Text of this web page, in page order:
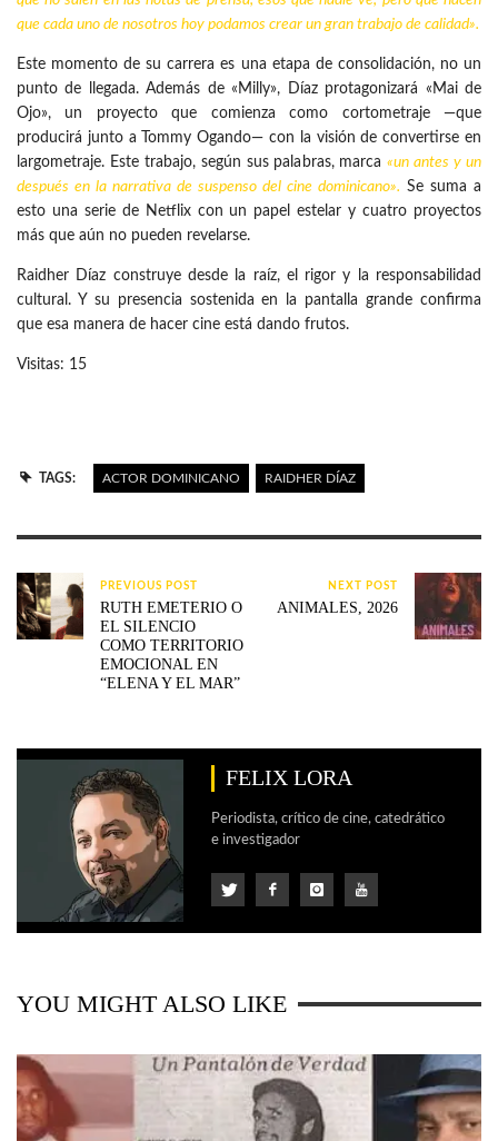
que cada uno de nosotros hoy podamos crear un gran trabajo de calidad».
Este momento de su carrera es una etapa de consolidación, no un
punto de llegada. Además de «Milly», Díaz protagonizará «Mai de
Ojo», un proyecto que comienza como cortometraje —que
producirá junto a Tommy Ogando— con la visión de convertirse en
largometraje. Este trabajo, según sus palabras, marca«un antes y un
después en la narrativa de suspenso del cine dominicano». Se suma a
esto una serie de Netflix con un papel estelar y cuatro proyectos
más que aún no pueden revelarse.
Raidher Díaz construye desde la raíz, el rigor y la responsabilidad
cultural. Y su presencia sostenida en la pantalla grande confirma
que esa manera de hacer cine está dando frutos.
Visitas: 15
TAGS: ACTOR DOMINICANO RAIDHER DÍAZ
PREVIOUS POST
RUTH EMETERIO O
EL SILENCIO
COMO TERRITORIO
EMOCIONAL EN
“ELENA Y EL MAR”
NEXT POST
ANIMALES, 2026
FELIX LORA
Periodista, crítico de cine, catedrático
e investigador
YOU MIGHT ALSO LIKE